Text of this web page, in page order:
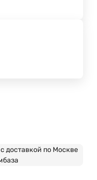
доставкой по Москве